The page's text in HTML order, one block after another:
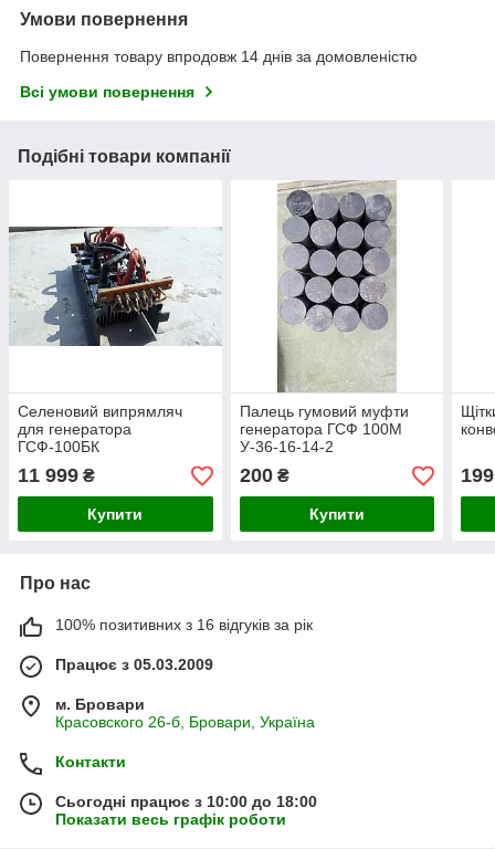
Умови повернення
Повернення товару впродовж 14 днів за домовленістю
Всі умови повернення
Подібні товари компанії
Селеновий випрямляч
для генератора
ГСФ-100БК
11 999 ₴
Купити
Палець гумовий муфти
генератора ГСФ 100М
У-36-16-14-2
200₴
Купити
199
Про нас
100% позитивних з 16 відгуків за рік
Працює з 05.03.2009
м. Бровари
Красовского 26-б, Бровари, Україна
Контакти
Сьогодні працює з 10:00 до 18:00
Показати весь графік роботи